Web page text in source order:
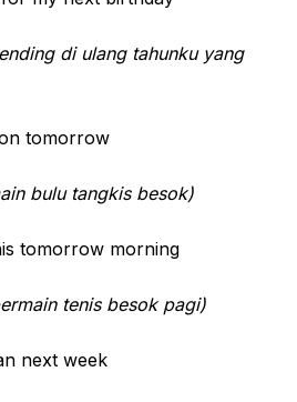
di ulang tahunku yang
tomorrow
bulu tangkis besok)
tomorrow morning
tenis besok pagi)
next week